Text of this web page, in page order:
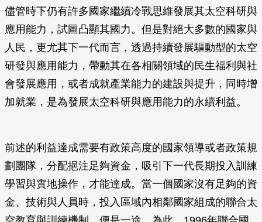
儘管時下仍有許多國家繼續冷戰思維發展其太空科研與
應用能力，試圖凸顯其國力。但是對絕大多數的國家與
人民，更尤其下一代而言，透過持續發展驅動型的太空
研發與應用能力，帶動其在各相關領域的民生福利與社
會發展應用，或者成就產業能力的建設與提升，同時增
加就業，是為發展太空科研與應用能力的永續利益。
前述的利益達成需要有政策高度的國家領導或者政策規
劃團隊，分配挹注足夠資金，吸引下一代長期投入訓練
學習與實地操作，才能達成。當一個國家沒有足夠的資
金、技術與人員時，投入區域內相鄰國家組成的聯合太